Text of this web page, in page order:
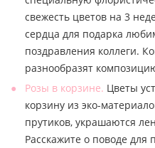
свежесть цветов на 3
сердца для подарка
поздравления коллеги.
разнообразят
Розы в корзине. Цветы
корзину из эко-
прутиков, украшаются
Расскажите о поводе